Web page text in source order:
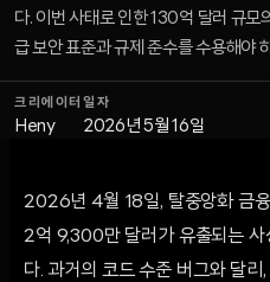
다. 이번 사태로 인한 130억 달러 규
급 보안 표준과 규제 준수를 수용해야
크리에이터
Heny
일자
2026년 5월 16일
2026년 4월 18일, 탈중앙화 금
2억 9,300만 달러가 유출되는 사
다. 과거의 코드 수준 버그와 달